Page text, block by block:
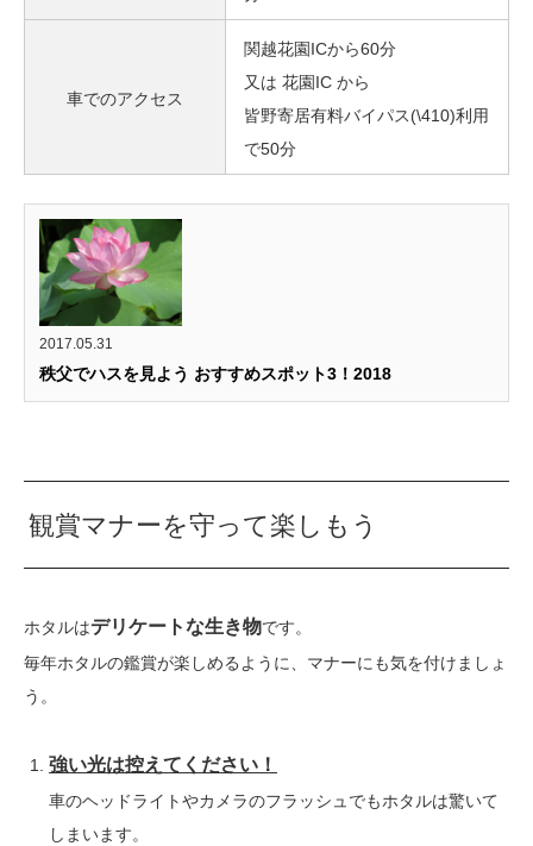
車でのアクセス
関越花園ICから60分
又は 花園IC から
皆野寄居有料バイパス(\410)利用
で50分
2017.05.31
秩父でハスを見よう おすすめスポット3！2018
観賞マナーを守って楽しもう
ホタルはデリケートな生き物です。
毎年ホタルの鑑賞が楽しめるように、マナーにも気を付けましょ
う。
強い光は控えてください！
車のヘッドライトやカメラのフラッシュでもホタルは驚いて
しまいます。